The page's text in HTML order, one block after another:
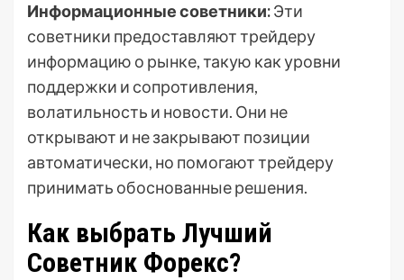
Информационные советники:Эти
советники предоставляют трейдеру
информацию о рынке, такую как уровни
поддержки и сопротивления,
волатильность и новости. Они не
открывают и не закрывают позиции
автоматически, но помогают трейдеру
принимать обоснованные решения.
Как выбрать Лучший
Советник Форекс?